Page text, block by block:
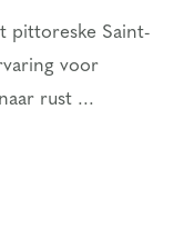
pittoreske Saint-
voor
rust ...